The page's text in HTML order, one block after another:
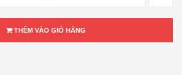
THÊM VÀO GIỎ HÀNG